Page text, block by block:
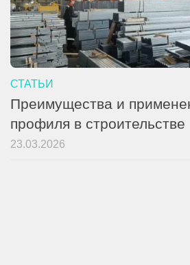
СТАТЬИ
Преимущества и
профиля в строительстве
23.03.2026